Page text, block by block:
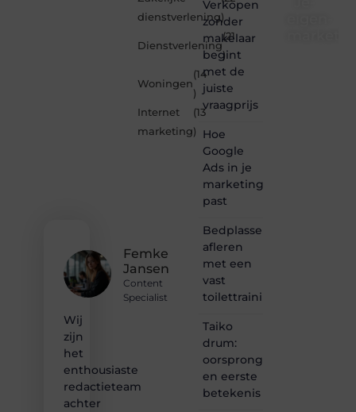
Femke
Jansen
Content
Specialist
Wij
zijn
het
enthousiaste
redactieteam
achter
dienstverlening)
Dienstverlening
(21
)
Woningen
(14
)
Internet
marketing
(13
)
Verkopen
zonder
makelaar
begint
met de
juiste
vraagprijs
Hoe
Google
Ads in je
marketingmix
past
Bedplassen
afleren
met een
vast
toilettrainingschema
Taiko
drum:
oorsprong
en eerste
betekenis